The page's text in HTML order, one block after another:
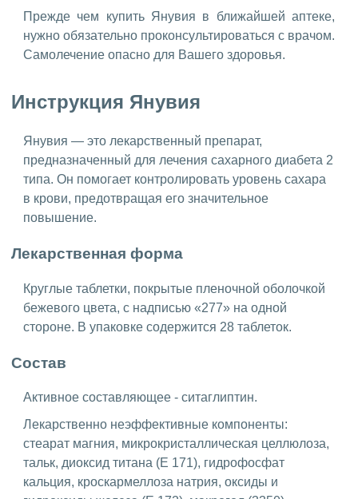
Прежде чем купить Янувия в ближайшей аптеке,
нужно обязательно проконсультироваться с врачом.
Самолечение опасно для Вашего здоровья.
Инструкция Янувия
Янувия — это лекарственный препарат,
предназначенный для лечения сахарного диабета 2
типа. Он помогает контролировать уровень сахара
в крови, предотвращая его значительное
повышение.
Лекарственная форма
Круглые таблетки, покрытые пленочной оболочкой
бежевого цвета, с надписью «277» на одной
стороне. В упаковке содержится 28 таблеток.
Состав
Активное составляющее - ситаглиптин.
Лекарственно неэффективные компоненты:
стеарат магния, микрокристаллическая целлюлоза,
тальк, диоксид титана (Е 171), гидрофосфат
кальция, кроскармеллоза натрия, оксиды и